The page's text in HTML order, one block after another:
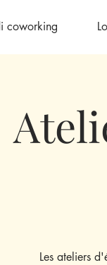
coworking
Les ateliers